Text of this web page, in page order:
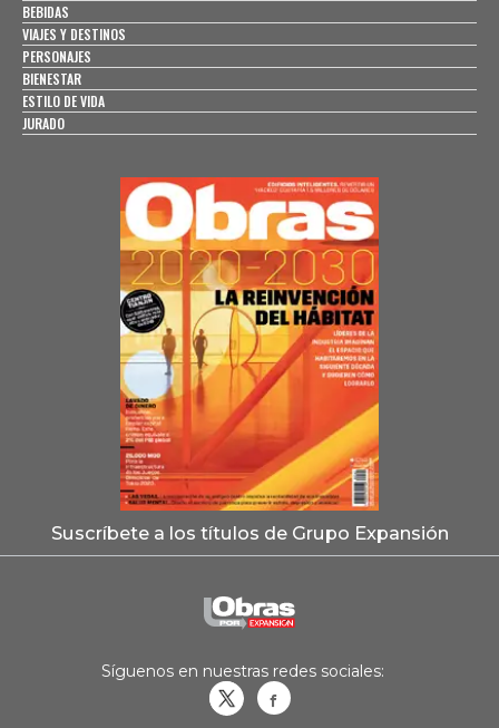
BEBIDAS
VIAJES Y DESTINOS
PERSONAJES
BIENESTAR
ESTILO DE VIDA
JURADO
Suscríbete a los títulos de Grupo Expansión
Síguenos en nuestras redes sociales: